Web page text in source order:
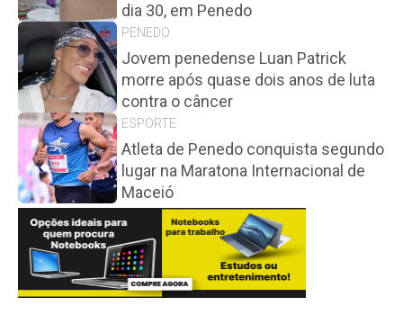
dia 30, em Penedo
PENEDO
Jovem penedense Luan Patrick
morre após quase dois anos de luta
contra o câncer
ESPORTE
Atleta de Penedo conquista segundo
lugar na Maratona Internacional de
Maceió